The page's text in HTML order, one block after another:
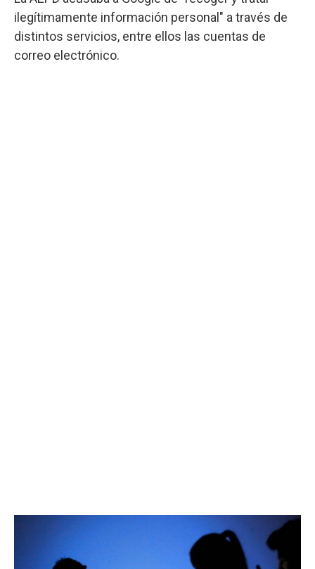
ilegítimamente información personal" a través de
distintos servicios, entre ellos las cuentas de
correo electrónico.